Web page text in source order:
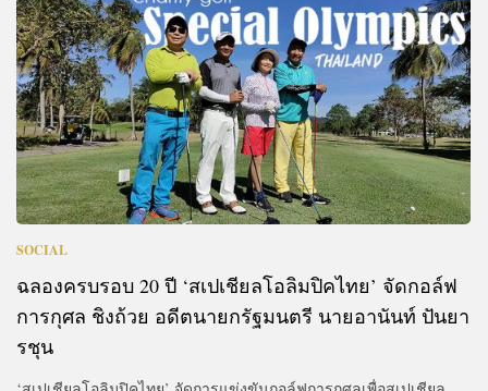
SOCIAL
ฉลองครบรอบ 20 ปี ‘สเปเชียลโอลิมปิคไทย’ จัดกอล์ฟ
การกุศล ชิงถ้วย อดีตนายกรัฐมนตรี นายอานันท์ ปันยา
รชุน